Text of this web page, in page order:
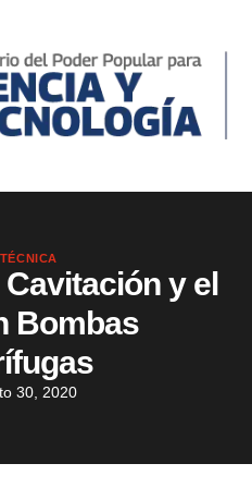
y el
Bombas
30, 2020